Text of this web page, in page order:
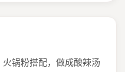
锅粉搭配，做成酸辣汤